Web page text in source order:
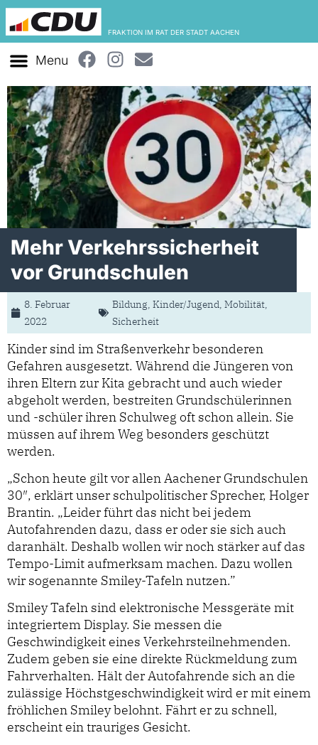
FRAKTION IM RAT DER STADT AACHEN
Mehr Verkehrssicherheit
vor Grundschulen
8. Februar
2022
Bildung Kinder/Jugend Mobilität,
Sicherheit
Kinder sind im Straßenverkehr besonderen
Gefahren ausgesetzt. Während die Jüngeren von
ihren Eltern zur Kita gebracht und auch wieder
abgeholt werden, bestreiten Grundschülerinnen
und -schüler ihren Schulweg oft schon allein. Sie
müssen auf ihrem Weg besonders geschützt
werden.
„Schon heute gilt vor allen Aachener Grundschulen
30″, erklärt unser schulpolitischer Sprecher, Holger
Brantin. „Leider führt das nicht bei jedem
Autofahrenden dazu, dass er oder sie sich auch
daranhält. Deshalb wollen wir noch stärker auf das
Tempo-Limit aufmerksam machen. Dazu wollen
wir sogenannte Smiley-Tafeln nutzen.”
Smiley Tafeln sind elektronische Messgeräte mit
integriertem Display. Sie messen die
Geschwindigkeit eines Verkehrsteilnehmenden.
Zudem geben sie eine direkte Rückmeldung zum
Fahrverhalten. Hält der Autofahrende sich an die
zulässige Höchstgeschwindigkeit wird er mit einem
fröhlichen Smiley belohnt. Fährt er zu schnell,
erscheint ein trauriges Gesicht.